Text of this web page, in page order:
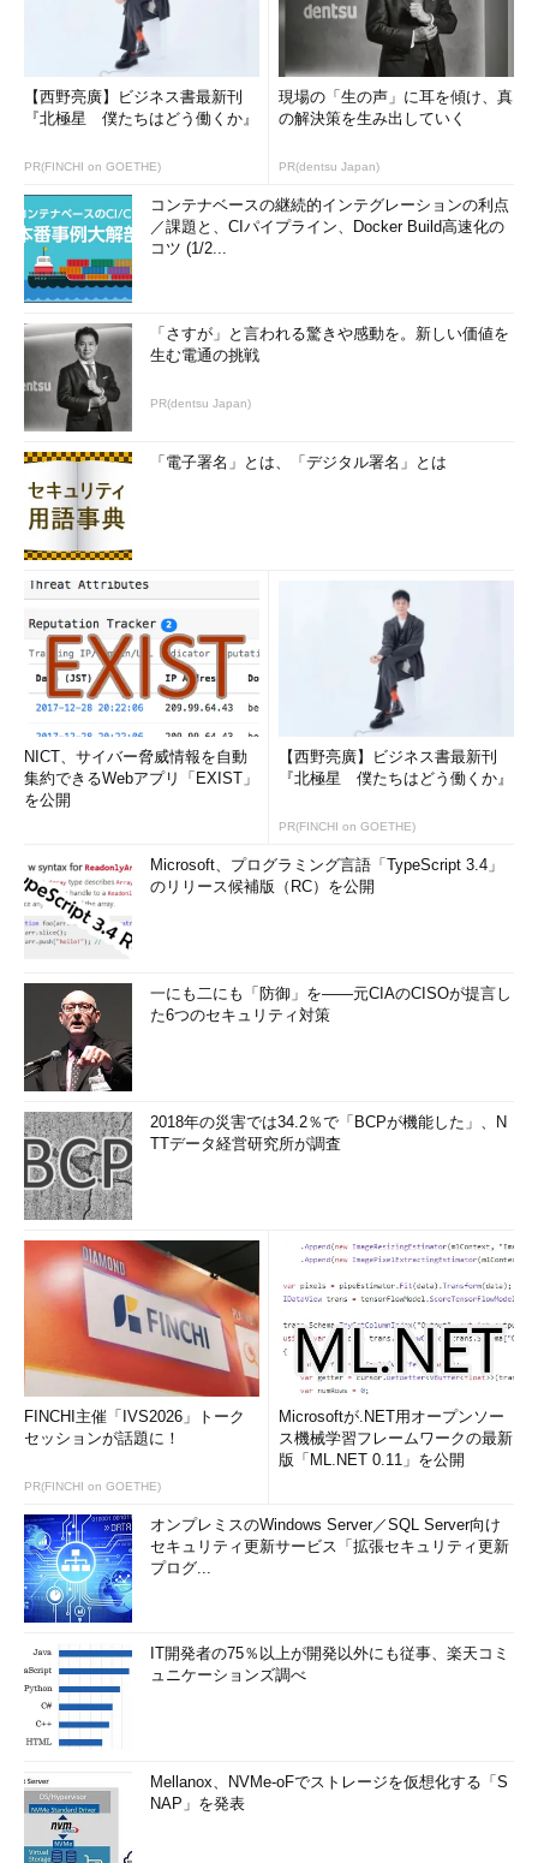
【西野亮廣】ビジネス書最新刊
『北極星 僕たちはどう働くか』
PR(FINCHI on GOETHE)
現場の「生の声」に耳を傾け、真
の解決策を生み出していく
PR(dentsu Japan)
コンテナベースの継続的インテグレーションの利点
／課題と、CIパイプライン、Docker Build高速化の
コツ (1/2...
「さすが」と言われる驚きや感動を。新しい価値を
生む電通の挑戦
PR(dentsu Japan)
「電子署名」とは、「デジタル署名」とは
NICT、サイバー脅威情報を自動
集約できるWebアプリ「EXIST」
を公開
【西野亮廣】ビジネス書最新刊
『北極星 僕たちはどう働くか』
PR(FINCHI on GOETHE)
Microsoft、プログラミング言語「TypeScript 3.4」
のリリース候補版（RC）を公開
一にも二にも「防御」を――元CIAのCISOが提言し
た6つのセキュリティ対策
2018年の災害では34.2％で「BCPが機能した」、N
TTデータ経営研究所が調査
FINCHI主催「IVS2026」トーク
セッションが話題に！
PR(FINCHI on GOETHE)
Microsoftが.NET用オープンソー
ス機械学習フレームワークの最新
版「ML.NET 0.11」を公開
オンプレミスのWindows Server／SQL Server向け
セキュリティ更新サービス「拡張セキュリティ更新
プログ...
IT開発者の75％以上が開発以外にも従事、楽天コミ
ュニケーションズ調べ
Mellanox、NVMe-oFでストレージを仮想化する「S
NAP」を発表